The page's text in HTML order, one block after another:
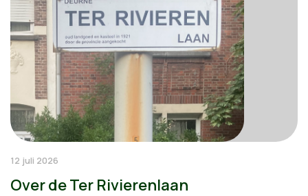
12 juli 2026
Over de Ter Rivierenlaan